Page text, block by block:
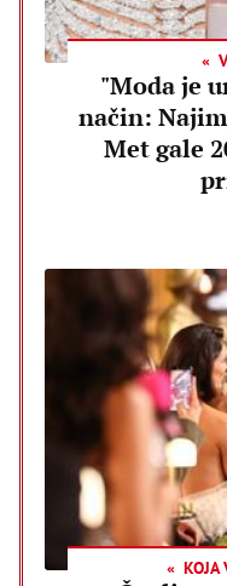
"Moda je
način:
Met gale
KOJA